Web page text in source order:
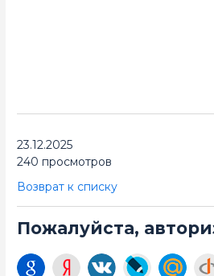
23.12.2025
240 просмотров
Возврат к списку
Пожалуйста,